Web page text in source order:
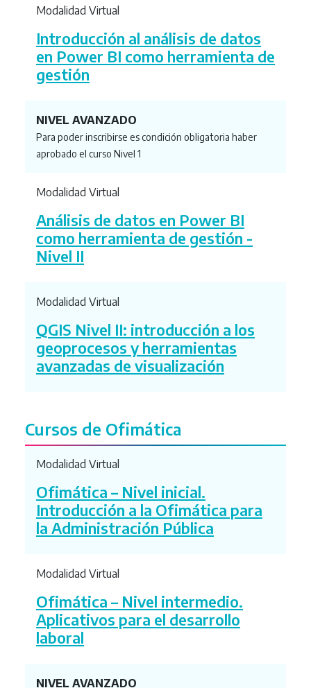
Modalidad Virtual
Introducción al análisis de datos
en Power BI como herramienta de
gestión
NIVEL AVANZADO
Para poder inscribirse es condición obligatoria haber
aprobado el curso Nivel 1
Modalidad Virtual
Análisis de datos en Power BI
como herramienta de gestión -
Nivel II
Modalidad Virtual
QGIS Nivel II: introducción a los
geoprocesos y herramientas
avanzadas de visualización
Cursos de Ofimática
Modalidad Virtual
Ofimática – Nivel inicial.
Introducción a la Ofimática para
la Administración Pública
Modalidad Virtual
Ofimática – Nivel intermedio.
Aplicativos para el desarrollo
laboral
NIVEL AVANZADO